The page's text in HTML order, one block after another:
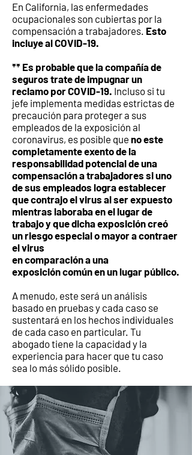
En California, las enfermedades
ocupacionales son cubiertas por la
compensación a trabajadores. Esto
incluye al COVID-19.
** Es probable que la compañía de
seguros trate de impugnar un
reclamo por COVID-19. Incluso si tu
jefe implementa medidas estrictas de
precaución para proteger a sus
empleados de la exposición al
coronavirus, es posible que no este
completamente exento de la
responsabilidad potencial de una
compensación a trabajadores si uno
de sus empleados logra establecer
que contrajo el virus al ser expuesto
mientras laboraba en el lugar de
trabajo y que dicha exposición creó
un riesgo especial o mayor a contraer
el virus
en comparación a una
exposición común en un lugar público.
A menudo, este será un análisis
basado en pruebas y cada caso se
sustentará en los hechos individuales
de cada caso en particular. Tu
abogado tiene la capacidad y la
experiencia para hacer que tu caso
sea lo más sólido posible.